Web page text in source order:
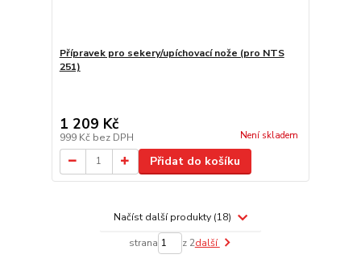
Přípravek pro sekery/upíchovací nože (pro NTS
251)
1 209 Kč
999 Kč bez DPH Není skladem
Přidat do košíku
Načíst další produkty (18)
strana z 2další